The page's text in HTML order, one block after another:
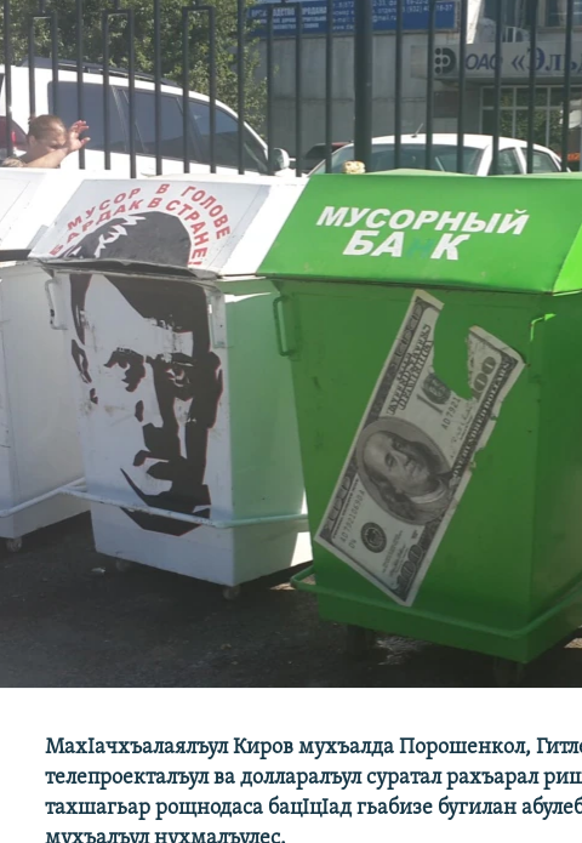
МахIачхъалаялъул Киров мухъалда Порошенкол,
телепроекталъул ва долларалъул суратал рахъарал
тахшагьар рощнодаса бацIцIад гьабизе бугилан